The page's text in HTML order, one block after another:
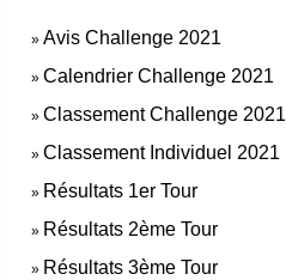
» Avis Challenge 2021
» Calendrier Challenge 2021
» Classement Challenge 2021
» Classement Individuel 2021
» Résultats 1er Tour
» Résultats 2ème Tour
» Résultats 3ème Tour